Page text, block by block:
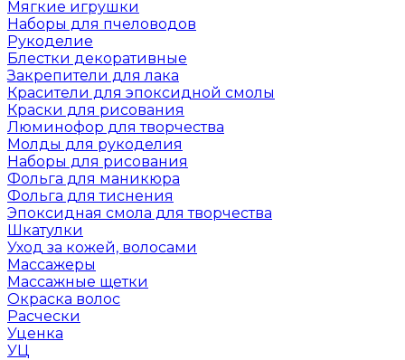
Мягкие игрушки
Наборы для пчеловодов
Рукоделие
Блестки декоративные
Закрепители для лака
Красители для эпоксидной смолы
Краски для рисования
Люминофор для творчества
Молды для рукоделия
Наборы для рисования
Фольга для маникюра
Фольга для тиснения
Эпоксидная смола для творчества
Шкатулки
Уход за кожей, волосами
Массажеры
Массажные щетки
Окраска волос
Расчески
Уценка
УЦ